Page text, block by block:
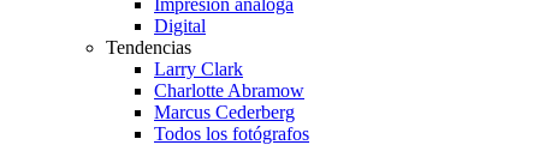
Digital
Tendencias
Larry Clark
Charlotte Abramow
Marcus Cederberg
Todos los fotógrafos